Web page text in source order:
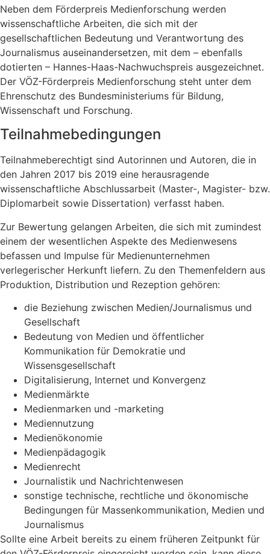
Neben dem Förderpreis Medienforschung werden
wissenschaftliche Arbeiten, die sich mit der
gesellschaftlichen Bedeutung und Verantwortung des
Journalismus auseinandersetzen, mit dem – ebenfalls
dotierten – Hannes-Haas-Nachwuchspreis ausgezeichnet.
Der VÖZ-Förderpreis Medienforschung steht unter dem
Ehrenschutz des Bundesministeriums für Bildung,
Wissenschaft und Forschung.
Teilnahmebedingungen
Teilnahmeberechtigt sind Autorinnen und Autoren, die in
den Jahren 2017 bis 2019 eine herausragende
wissenschaftliche Abschlussarbeit (Master-, Magister- bzw.
Diplomarbeit sowie Dissertation) verfasst haben.
Zur Bewertung gelangen Arbeiten, die sich mit zumindest
einem der wesentlichen Aspekte des Medienwesens
befassen und Impulse für Medienunternehmen
verlegerischer Herkunft liefern. Zu den Themenfeldern aus
Produktion, Distribution und Rezeption gehören:
die Beziehung zwischen Medien/Journalismus und
Gesellschaft
Bedeutung von Medien und öffentlicher
Kommunikation für Demokratie und
Wissensgesellschaft
Digitalisierung, Internet und Konvergenz
Medienmärkte
Medienmarken und -marketing
Mediennutzung
Medienökonomie
Medienpädagogik
Medienrecht
Journalistik und Nachrichtenwesen
sonstige technische, rechtliche und ökonomische
Bedingungen für Massenkommunikation, Medien und
Journalismus
Sollte eine Arbeit bereits zu einem früheren Zeitpunkt für